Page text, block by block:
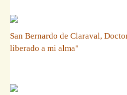
San Bernardo de Claraval,
liberado a mi alma"